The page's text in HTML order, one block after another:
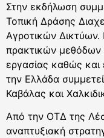
Στην εκδήλωση
Τοπική Δράσης
Αγροτικών Δικτύων.
πρακτικών
εργασίας καθώς και
την Ελλάδα
Καβάλας και
Από την ΟΤΔ της
αναπτυξιακή